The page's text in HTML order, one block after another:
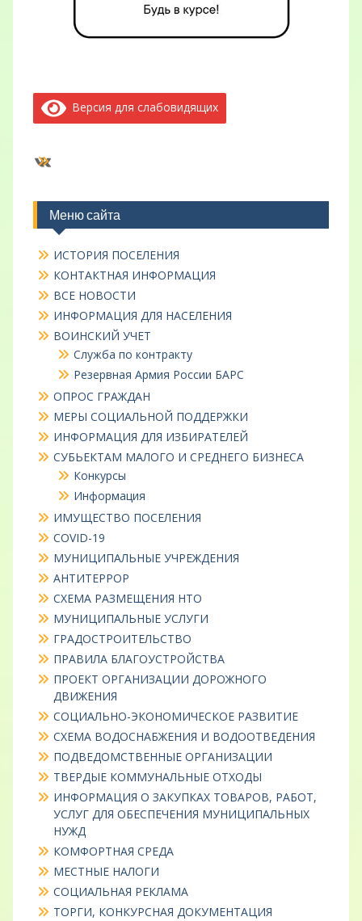
Версия для слабовидящих
ВКонтакте
Меню сайта
ИСТОРИЯ ПОСЕЛЕНИЯ
КОНТАКТНАЯ ИНФОРМАЦИЯ
ВСЕ НОВОСТИ
ИНФОРМАЦИЯ ДЛЯ НАСЕЛЕНИЯ
ВОИНСКИЙ УЧЕТ
Служба по контракту
Резервная Армия России БАРС
ОПРОС ГРАЖДАН
МЕРЫ СОЦИАЛЬНОЙ ПОДДЕРЖКИ
ИНФОРМАЦИЯ ДЛЯ ИЗБИРАТЕЛЕЙ
СУБЬЕКТАМ МАЛОГО И СРЕДНЕГО БИЗНЕСА
Конкурсы
Информация
ИМУЩЕСТВО ПОСЕЛЕНИЯ
COVID-19
МУНИЦИПАЛЬНЫЕ УЧРЕЖДЕНИЯ
АНТИТЕРРОР
СХЕМА РАЗМЕЩЕНИЯ НТО
МУНИЦИПАЛЬНЫЕ УСЛУГИ
ГРАДОСТРОИТЕЛЬСТВО
ПРАВИЛА БЛАГОУСТРОЙСТВА
ПРОЕКТ ОРГАНИЗАЦИИ ДОРОЖНОГО
ДВИЖЕНИЯ
СОЦИАЛЬНО-ЭКОНОМИЧЕСКОЕ РАЗВИТИЕ
СХЕМА ВОДОСНАБЖЕНИЯ И ВОДООТВЕДЕНИЯ
ПОДВЕДОМСТВЕННЫЕ ОРГАНИЗАЦИИ
ТВЕРДЫЕ КОММУНАЛЬНЫЕ ОТХОДЫ
ИНФОРМАЦИЯ О ЗАКУПКАХ ТОВАРОВ, РАБОТ,
УСЛУГ ДЛЯ ОБЕСПЕЧЕНИЯ МУНИЦИПАЛЬНЫХ
НУЖД
КОМФОРТНАЯ СРЕДА
МЕСТНЫЕ НАЛОГИ
СОЦИАЛЬНАЯ РЕКЛАМА
ТОРГИ, КОНКУРСНАЯ ДОКУМЕНТАЦИЯ